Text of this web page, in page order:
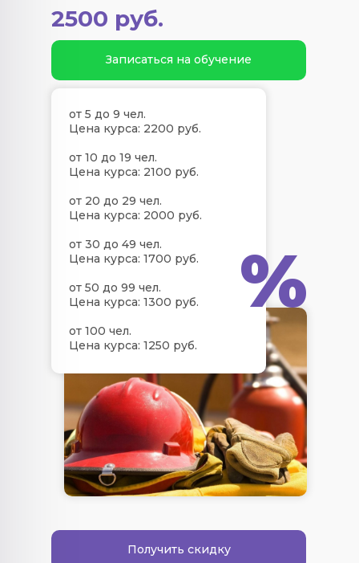
Записаться на обучение
2500 руб.
от 5 до 9 чел.
Цена курса: 2200 руб.
от 10 до 19 чел.
Цена курса: 2100 руб.
от 20 до 29 чел.
Цена курса: 2000 руб.
от 30 до 49 чел.
Цена курса: 1700 руб.
от 50 до 99 чел.
Цена курса: 1300 руб.
от 100 чел.
Цена курса: 1250 руб.
Получить скидку
%